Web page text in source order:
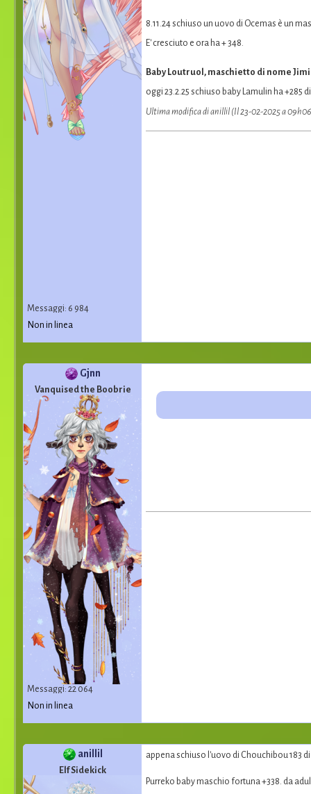
Messaggi: 6 984
8.11.24 schiuso un uovo di Ocemas è un
E' cresciuto e ora ha + 348.
Baby Loutruol, maschietto di nome
oggi 23.2.25 schiuso baby Lamulin ha +285
Ultima modifica di anillil (Il 23-02-2025 a
Non in linea
Gjnn
Vanquised the Boobrie
Messaggi: 22 064
Non in linea
anillil
Elf Sidekick
appena schiuso l'uovo di Chouchibou 183
Purreko baby maschio fortuna +338. da